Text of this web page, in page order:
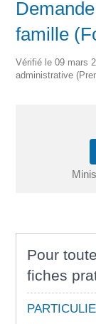
famille
Vérifié le 09 mars
administrative
Pour
fiches